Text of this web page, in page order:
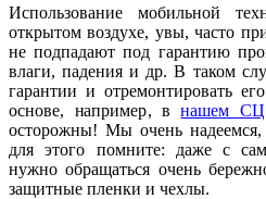
Использование мобильной
открытом воздухе, увы, часто
не подпадают под гарантию
влаги, падения и др. В таком
гарантии и отремонтировать
основе, например, внашем СЦ
осторожны! Мы очень надеемся,
для этого помните: даже с
нужно обращаться очень
защитные пленки и чехлы.